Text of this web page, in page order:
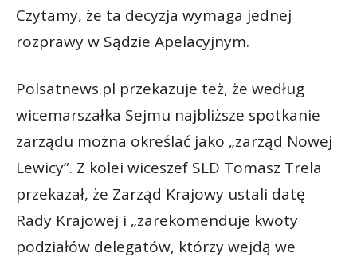
Czytamy, że ta decyzja wymaga jednej
rozprawy w Sądzie Apelacyjnym.
Polsatnews.pl przekazuje też, że według
wicemarszałka Sejmu najbliższe spotkanie
zarządu można określać jako „zarząd Nowej
Lewicy”. Z kolei wiceszef SLD Tomasz Trela
przekazał, że Zarząd Krajowy ustali datę
Rady Krajowej i „zarekomenduje kwoty
podziałów delegatów, którzy wejdą we